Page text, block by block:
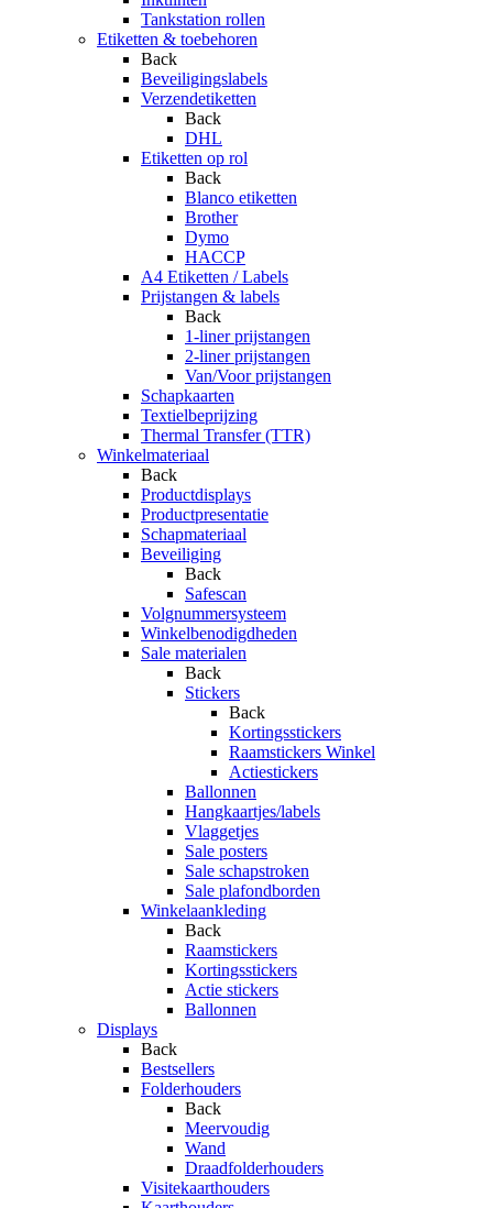
Tankstation rollen
Etiketten & toebehoren
Back
Beveiligingslabels
Verzendetiketten
Back
DHL
Etiketten op rol
Back
Blanco etiketten
Brother
Dymo
HACCP
A4 Etiketten / Labels
Prijstangen & labels
Back
1-liner prijstangen
2-liner prijstangen
Van/Voor prijstangen
Schapkaarten
Textielbeprijzing
Thermal Transfer (TTR)
Winkelmateriaal
Back
Productdisplays
Productpresentatie
Schapmateriaal
Beveiliging
Back
Safescan
Volgnummersysteem
Winkelbenodigdheden
Sale materialen
Back
Stickers
Back
Kortingsstickers
Raamstickers Winkel
Actiestickers
Ballonnen
Hangkaartjes/labels
Vlaggetjes
Sale posters
Sale schapstroken
Sale plafondborden
Winkelaankleding
Back
Raamstickers
Kortingsstickers
Actie stickers
Ballonnen
Displays
Back
Bestsellers
Folderhouders
Back
Meervoudig
Wand
Draadfolderhouders
Visitekaarthouders